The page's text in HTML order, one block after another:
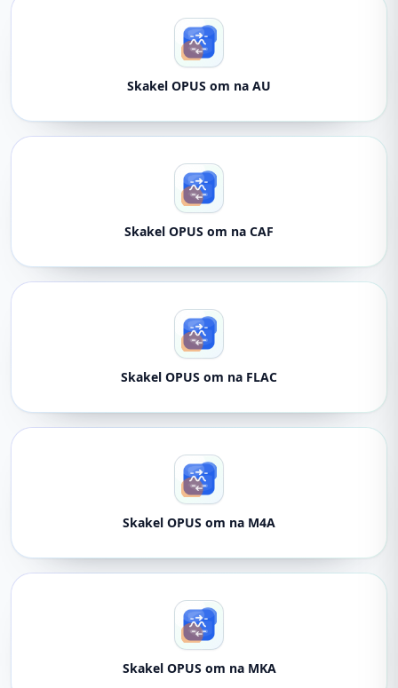
Skakel OPUS om na AU
Skakel OPUS om na CAF
Skakel OPUS om na FLAC
Skakel OPUS om na M4A
Skakel OPUS om na MKA